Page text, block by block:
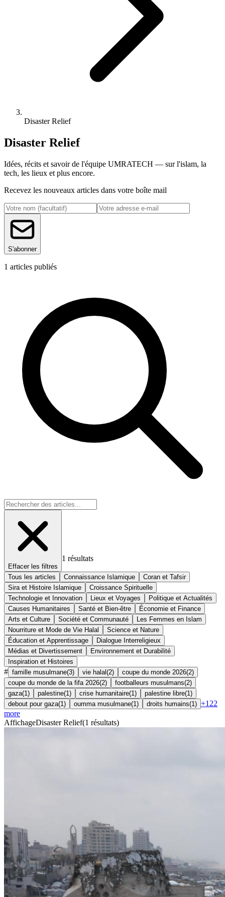
Disaster Relief
Disaster Relief
Idées, récits et savoir de l'équipe UMRATECH — sur l'islam, la
tech, les lieux et plus encore.
Recevez les nouveaux articles dans votre boîte mail
S'abonner
1 articles publiés
Effacer les filtres
1 résultats
Tous les articles Connaissance Islamique
Coran et Tafsir
Sira et Histoire Islamique
Croissance Spirituelle
Technologie et Innovation
Lieux et Voyages
Politique et Actualités
Causes Humanitaires
Santé et Bien-être
Économie et Finance
Arts et Culture
Société et Communauté
Les Femmes en Islam
Nourriture et Mode de Vie Halal
Science et Nature
Éducation et Apprentissage
Dialogue Interreligieux
Médias et Divertissement
Environnement et Durabilité
Inspiration et Histoires
# famille musulmane(3) vie halal (2) coupe du monde 2026(2)
coupe du monde de la fifa 2026(2) footballeurs musulmans(2)
gaza(1 ) palestine(1 ) crise humanitaire(1 ) palestine libre(1 )
debout pour gaza(1 ) oumma musulmane(1 ) droits humains(1 ) +122
more
AffichageDisaster Relief(1 résultats)